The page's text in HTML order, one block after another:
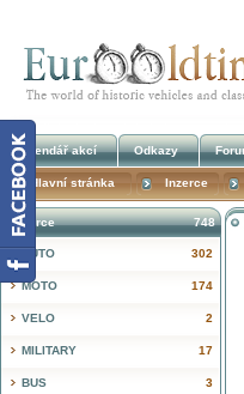
748
Inzerce
302
AUTO
174
MOTO
2
VELO
17
MILITARY
3
BUS
Kalendář akcí Odkazy
Hlavní stránka Inzerce